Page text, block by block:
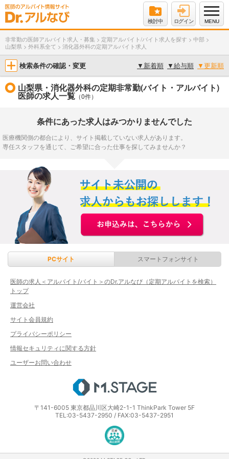
検討中 ログイン MENU
非常勤の医師アルバイト求人・募集 > 定期アルバイト/バイト求人を探す > 中部 >
山梨県 > 外科系全て > 消化器外科の定期アルバイト求人
検索条件の確認・変更 ▼ 新着順 ▼給与順 ▼更新順
山梨県・消化器外科の定期非常勤(バイト・アルバイト)
医師の求人一覧 （0件）
条件にあった求人はみつかりませんでした
医療機関側の都合により、サイト掲載していない求人があります。
専任スタッフを通じて、ご希望に合った仕事を探してみませんか？
PCサイト スマートフォンサイト
医師の求人＜アルバイト/バイト＞のDr.アルなび（定期アルバイトを検索）
トップ
運営会社
サイト会員規約
プライバシーポリシー
情報セキュリティに関する方針
ユーザーお問い合わせ
〒141-6005 東京都品川区大崎2-1-1 ThinkPark Tower 5F
TEL:03-5437-2950 / FAX:03-5437-2951